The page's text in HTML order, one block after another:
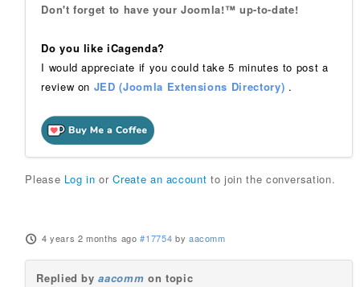
Don't forget to have your Joomla!™ up-to-date!
Do you like iCagenda?
I would appreciate if you could take 5 minutes to post a
review on JED (Joomla Extensions Directory) .
Please Log in orCreate an account to join the conversation.
4 years 2 months ago #17754 by aacomm
Replied byaacomm on topic